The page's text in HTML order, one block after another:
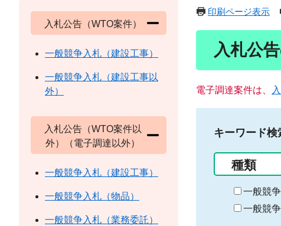
印刷ページ表示
入札公
電子調達案件は、
キーワード検
種類
一般競
一般競
入札公告（WTO案件）
一般競争入札（建設工事）
一般競争入札（建設工事以
外）
入札公告（WTO案件以
外）（電子調達以外）
一般競争入札（建設工事）
一般競争入札（物品）
一般競争入札（業務委託）